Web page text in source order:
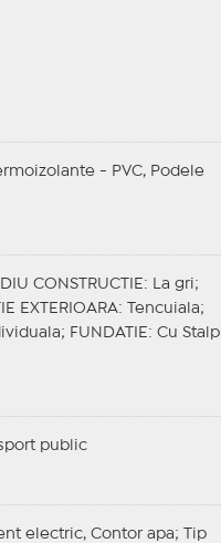
- PVC, Podele
CONSTRUCTIE : La gri;
EXTERIOARA: Tencuiala;
FUNDATIE : Cu Stalpi
public
electric, Contor apa;
Tip